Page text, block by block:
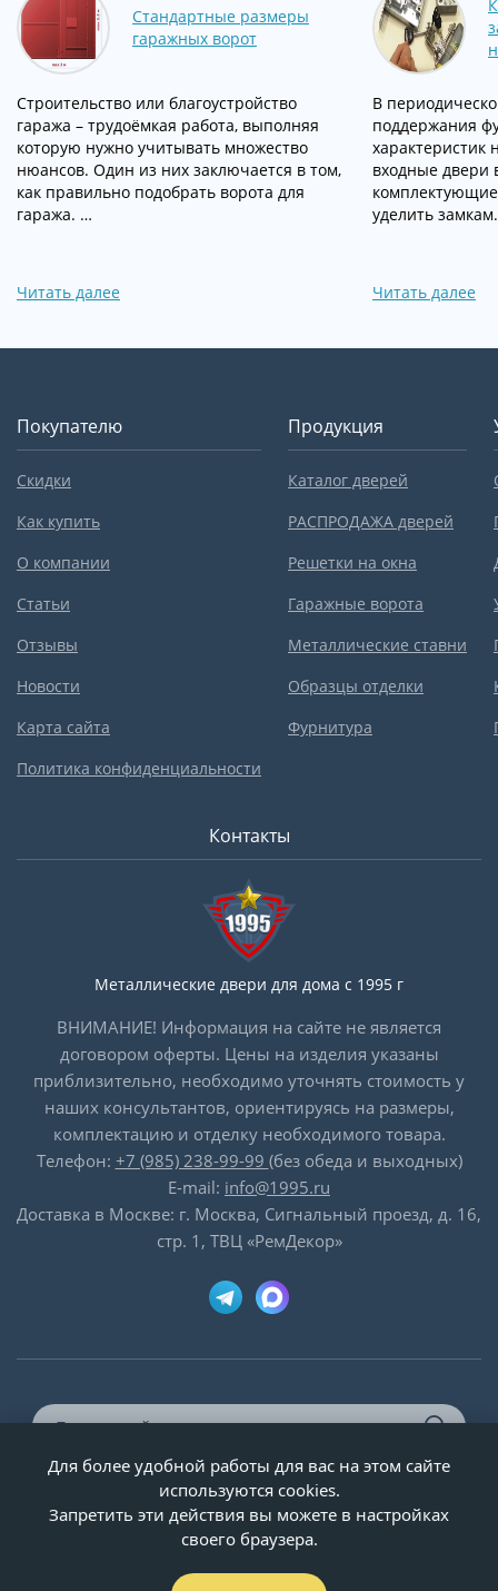
Стандартные размеры
гаражных ворот
Строительство или благоустройство
гаража – трудоёмкая работа, выполняя
которую нужно учитывать множество
нюансов. Один из них заключается в том,
как правильно подобрать ворота для
гаража. …
Читать далее
В
поддержания
характеристик
входные двери
уделить
Читать далее
Покупателю
Скидки
Как купить
О компании
Статьи
Отзывы
Новости
Карта сайта
Политика конфиденциальности
Продукция
Каталог дверей
РАСПРОДАЖА дверей
Решетки на окна
Гаражные ворота
Металлические ставни
Образцы отделки
Фурнитура
Контакты
Металлические двери для дома с 1995 г
ВНИМАНИЕ! Информация на сайте не является
договором оферты. Цены на изделия указаны
приблизительно, необходимо уточнять стоимость у
наших консультантов, ориентируясь на размеры,
комплектацию и отделку необходимого товара.
Телефон: +7 (985) 238-99-99 (без обеда и выходных)
E-mail: info@1995.ru
Доставка в Москве: г. Москва, Сигнальный проезд, д. 16,
стр. 1, ТВЦ «РемДекор»
© ООО «Двери-и-точка», ИНН 5020092947, 1995-2026 г.
Для более удобной работы для вас на этом сайте
используются cookies.
Запретить эти действия вы можете в настройках
своего браузера.